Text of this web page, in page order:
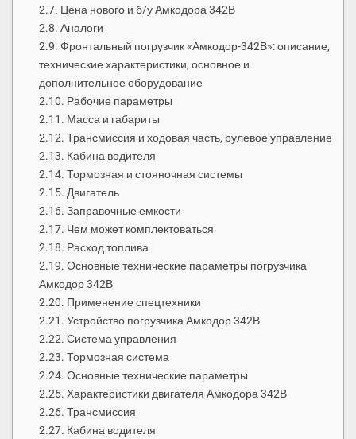
Цена нового и б/у Амкодора 342В
Аналоги
Фронтальный погрузчик «Амкодор-342В»: описание,
технические характеристики, основное и
дополнительное оборудование
Рабочие параметры
Масса и габариты
Трансмиссия и ходовая часть, рулевое управление
Кабина водителя
Тормозная и стояночная системы
Двигатель
Заправочные емкости
Чем может комплектоваться
Расход топлива
Основные технические параметры погрузчика
Амкодор 342В
Применение спецтехники
Устройство погрузчика Амкодор 342В
Система управления
Тормозная система
Основные технические параметры
Характеристики двигателя Амкодора 342В
Трансмиссия
Кабина водителя